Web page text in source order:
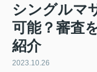
シングルマ
可能？審査
紹介
2023.10.26